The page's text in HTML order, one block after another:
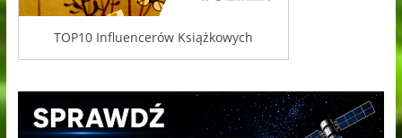
TOP10 Influencerów Książkowych